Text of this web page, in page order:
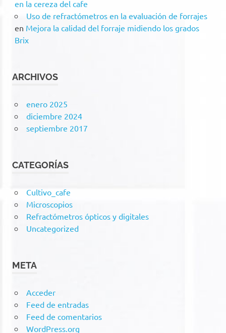
en la cereza del cafe
Uso de refractómetros en la evaluación de forrajes
en Mejora la calidad del forraje midiendo los grados
Brix
ARCHIVOS
enero 2025
diciembre 2024
septiembre 2017
CATEGORÍAS
Cultivo_cafe
Microscopios
Refractómetros ópticos y digitales
Uncategorized
META
Acceder
Feed de entradas
Feed de comentarios
WordPress.org